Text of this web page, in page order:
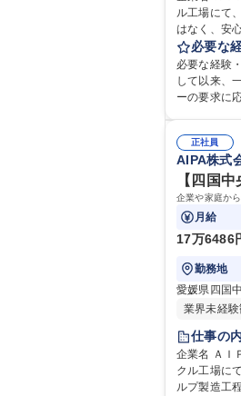
ル工場にて、
はなく、安
修からスタ
必要な
必要な経験・能力等 ◎
して以来、
ーの要求に
正社員
AIPA株式
【四国
企業や家庭か
月給
17万6486
勤務地
愛媛県四国
業界未経験
仕事の
企業名 ＡＩＰＡ株式会社 求人名 【四国中央市】パルプ製造の機械操作・監視★3
クル工場にて
ルプ製造工